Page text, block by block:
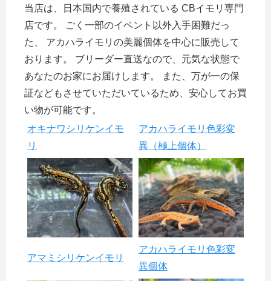
当店は、日本国内で養殖されている CBイモリ専門
店です。 ごく一部のイベント以外入手困難だっ
た、 アカハライモリの美麗個体を中心に販売して
おります。 ブリーダー直送なので、元気な状態で
あなたのお家にお届けします。 また、万が一の保
証などもさせていただいているため、安心してお買
い物が可能です。
オキナワシリケンイモ
リ
アカハライモリ色彩変
異（極上個体）
アマミシリケンイモリ
アカハライモリ色彩変
異個体